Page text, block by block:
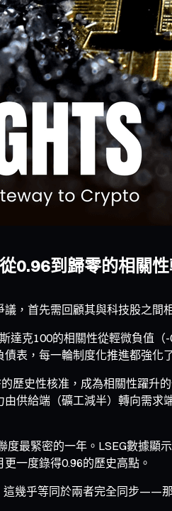
0.96到歸零的相關
，首先需回顧其與科技股之間
達克100的相關性從輕微負值
表，每一輪制度化推進都強化
歷史性核准，成為相關性躍升
由供給端（礦工減半）轉向需
度最緊密的一年。LSEG數據顯
一度錄得0.96的歷史高點。
幾乎等同於兩者完全同步——